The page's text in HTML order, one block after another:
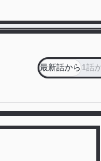
最新話から1話